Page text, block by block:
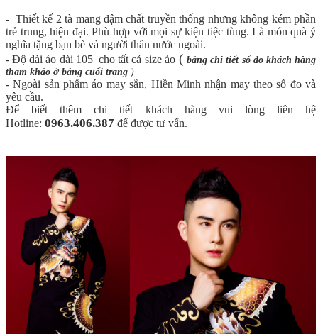
- Thiết kế 2 tà mang đậm chất truyền thống nhưng không kém phần
trẻ trung, hiện đại. Phù hợp với mọi sự kiện tiệc tùng. Là món quà ý
nghĩa tặng bạn bè và người thân nước ngoài.
- Độ dài áo dài 105 cho tất cả size áo( bảng chi tiết số đo khách hàng
tham khảo ở bảng cuối trang )
- Ngoài sản phẩm áo may sẵn, Hiền Minh nhận may theo số đo và
yêu cầu.
Để biết thêm chi tiết khách hàng vui lòng liên hệ
Hotline: 0963.406.387 để được tư vấn.